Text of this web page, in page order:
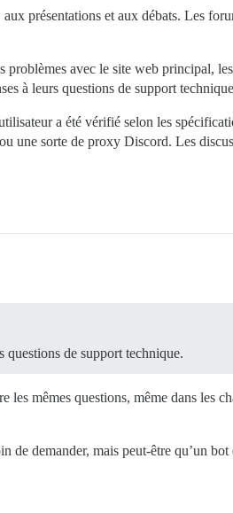
présentations et aux débats. Les
avec le site web principal,
à leurs questions de support
a été vérifié selon les
une sorte de proxy Discord. Les
de support technique.
les mêmes questions, même dans les
demander, mais peut-être qu’un